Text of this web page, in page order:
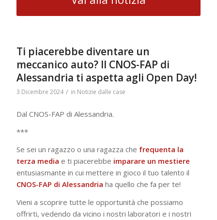
Ti piacerebbe diventare un
meccanico auto? Il CNOS-FAP di
Alessandria ti aspetta agli Open Day!
3 Dicembre 2024 / in Notizie dalle case
Dal CNOS-FAP di Alessandria.
***
Se sei un ragazzo o una ragazza che frequenta la
terza media e ti piacerebbe imparare un mestiere
entusiasmante in cui mettere in gioco il tuo talento il
CNOS-FAP di Alessandria ha quello che fa per te!
Vieni a scoprire tutte le opportunità che possiamo
offrirti, vedendo da vicino i nostri laboratori e i nostri